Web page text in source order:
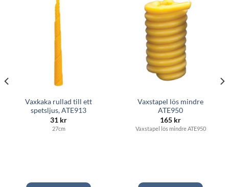
Vaxkaka rullad till ett
spetsljus, ATE913
31 kr
27cm
Vaxstapel lös mindre
ATE950
165 kr
Vaxstapel lös mindre ATE950